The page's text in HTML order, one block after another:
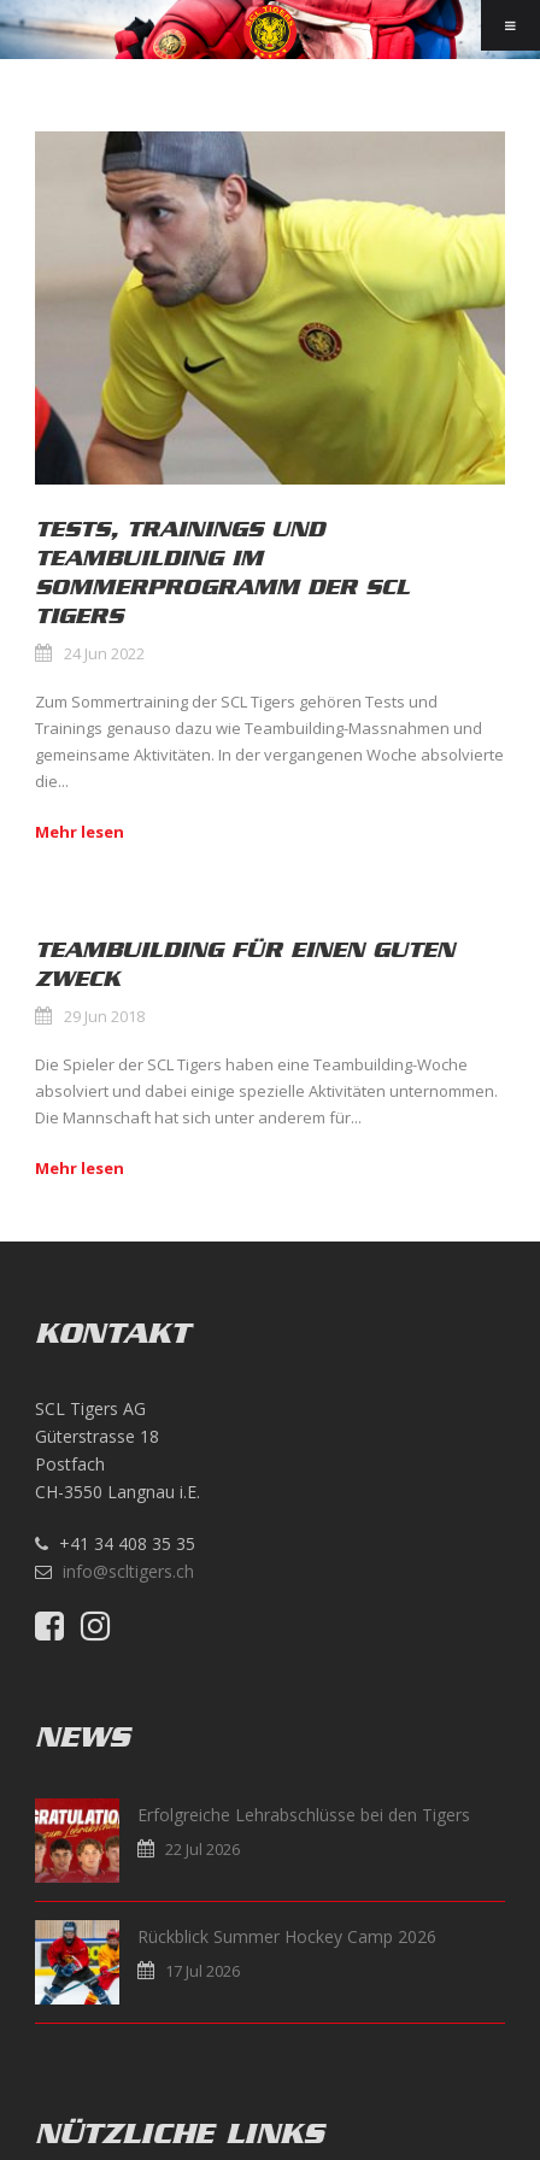
TESTS, TRAININGS UND
TEAMBUILDING IM
SOMMERPROGRAMM DER SCL
TIGERS
24 Jun 2022
Zum Sommertraining der SCL Tigers gehören Tests und
Trainings genauso dazu wie Teambuilding-Massnahmen und
gemeinsame Aktivitäten. In der vergangenen Woche absolvierte
die...
Mehr lesen
TEAMBUILDING FÜR EINEN GUTEN
ZWECK
29 Jun 2018
Die Spieler der SCL Tigers haben eine Teambuilding-Woche
absolviert und dabei einige spezielle Aktivitäten unternommen.
Die Mannschaft hat sich unter anderem für...
Mehr lesen
KONTAKT
SCL Tigers AG
Güterstrasse 18
Postfach
CH-3550 Langnau i.E.
+41 34 408 35 35
info@scltigers.ch
NEWS
Erfolgreiche Lehrabschlüsse bei den Tigers
22 Jul 2026
Rückblick Summer Hockey Camp 2026
17 Jul 2026
NÜTZLICHE LINKS